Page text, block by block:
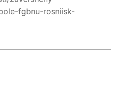
fgbnu-rosniisk-